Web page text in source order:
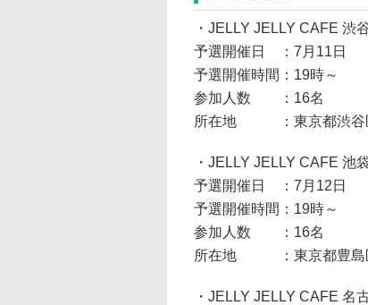
・JELLY JELLY CAFE 渋
予選開催日 ：7月11日
予選開催時間：19時～
参加人数 ：16名
所在地 ：東京都渋谷区
・JELLY JELLY CAFE 池
予選開催日 ：7月12日
予選開催時間：19時～
参加人数 ：16名
所在地 ：東京都豊島区
・JELLY JELLY CAFE 名